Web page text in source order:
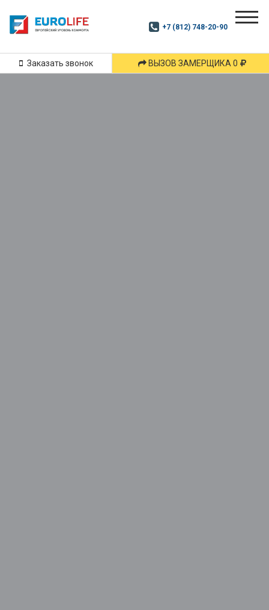
+7 (812) 748-20-90
Заказать звонок ВЫЗОВ ЗАМЕРЩИКА 0
Почитай
подпишись
Дзен